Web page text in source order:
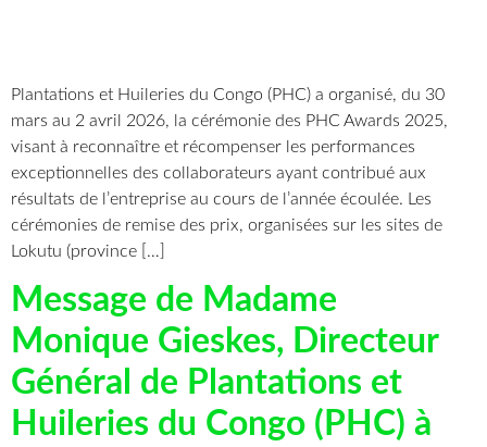
Plantations et Huileries du Congo (PHC) a organisé, du 30
mars au 2 avril 2026, la cérémonie des PHC Awards 2025,
visant à reconnaître et récompenser les performances
exceptionnelles des collaborateurs ayant contribué aux
résultats de l’entreprise au cours de l’année écoulée. Les
cérémonies de remise des prix, organisées sur les sites de
Lokutu (province […]
Message de Madame
Monique Gieskes, Directeur
Général de Plantations et
Huileries du Congo (PHC) à